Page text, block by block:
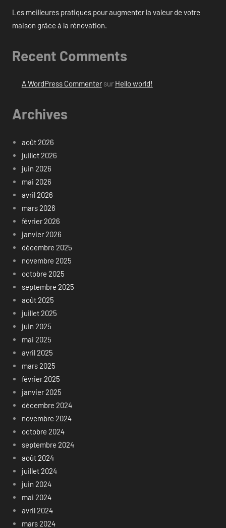
Les meilleures pratiques pour augmenter la valeur de votre
maison grâce à la rénovation.
Recent Comments
A WordPress Commentersur Hello world!
Archives
août 2026
juillet 2026
juin 2026
mai 2026
avril 2026
mars 2026
février 2026
janvier 2026
décembre 2025
novembre 2025
octobre 2025
septembre 2025
août 2025
juillet 2025
juin 2025
mai 2025
avril 2025
mars 2025
février 2025
janvier 2025
décembre 2024
novembre 2024
octobre 2024
septembre 2024
août 2024
juillet 2024
juin 2024
mai 2024
avril 2024
mars 2024